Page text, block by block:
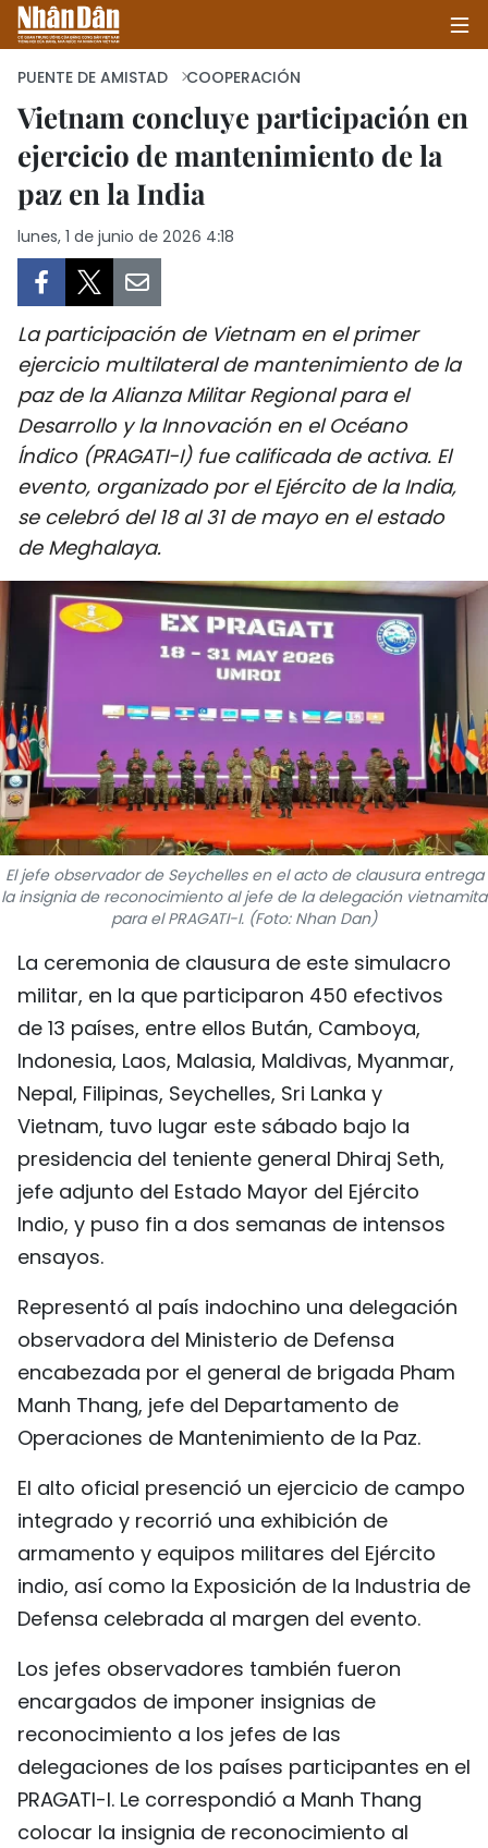
INICIO
POLÍTICA
SALUD - MEDIO AMBIENTE
CULTURA - ENTRETENIMIENTO
INTERNACIONAL
DEPORTES
PUENTE DE AMISTAD
HISTORIAS MULTIMEDIA
FOTOGRAFÍA
¿QUIÉNES SOMOS?
TIẾNG VIỆT
ENGLISH
中文
FRANÇAIS
РУССКИЙ
PUENTE DE AMISTAD COOPERACIÓN
Vietnam concluye participación en
ejercicio de mantenimiento de la
paz en la India
lunes, 1 de junio de 2026 4:18
La participación de Vietnam en el primer
ejercicio multilateral de mantenimiento de la
paz de la Alianza Militar Regional para el
Desarrollo y la Innovación en el Océano
Índico (PRAGATI-I) fue calificada de activa. El
evento, organizado por el Ejército de la India,
se celebró del 18 al 31 de mayo en el estado
de Meghalaya.
El jefe observador de Seychelles en el acto de clausura entrega
la insignia de reconocimiento al jefe de la delegación vietnamita
para el PRAGATI-I. (Foto: Nhan Dan)
La ceremonia de clausura de este simulacro
militar, en la que participaron 450 efectivos
de 13 países, entre ellos Bután, Camboya,
Indonesia, Laos, Malasia, Maldivas, Myanmar,
Nepal, Filipinas, Seychelles, Sri Lanka y
Vietnam, tuvo lugar este sábado bajo la
presidencia del teniente general Dhiraj Seth,
jefe adjunto del Estado Mayor del Ejército
Indio, y puso fin a dos semanas de intensos
ensayos.
Representó al país indochino una delegación
observadora del Ministerio de Defensa
encabezada por el general de brigada Pham
Manh Thang, jefe del Departamento de
Operaciones de Mantenimiento de la Paz.
El alto oficial presenció un ejercicio de campo
integrado y recorrió una exhibición de
armamento y equipos militares del Ejército
indio, así como la Exposición de la Industria de
Defensa celebrada al margen del evento.
Los jefes observadores también fueron
encargados de imponer insignias de
reconocimiento a los jefes de las
delegaciones de los países participantes en el
PRAGATI-I. Le correspondió a Manh Thang
colocar la insignia de reconocimiento al